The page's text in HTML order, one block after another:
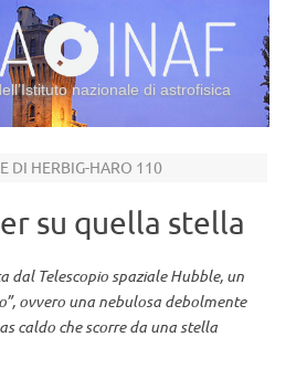
nazionale di astrofisica
DI HERBIG-HARO 110
su quella stella
dal Telescopio spaziale Hubble, un
ovvero una nebulosa debolmente
caldo che scorre da una stella